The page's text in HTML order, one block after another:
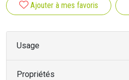
Ajouter à mes favoris
Usage
Propriétés